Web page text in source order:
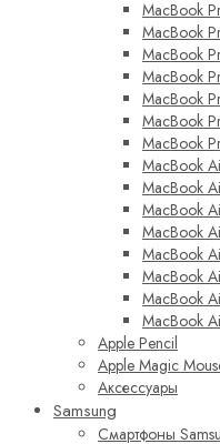
MacBook
MacBook
MacBook
MacBook
MacBook
MacBook
MacBook
MacBook
MacBook
MacBook
MacBook
MacBook
MacBook
MacBook
MacBook
Apple Pencil
Apple Magic
Аксессуары
Samsung
Смартфоны